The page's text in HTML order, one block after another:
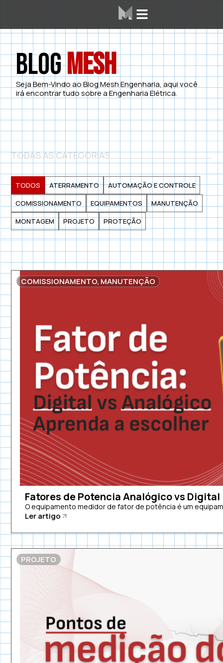
BlogMesh
Seja Bem-Vindo ao Blog Mesh Engenharia, aqui você
irá encontrar tudo sobre a Engenharia Elétrica.
TODAS AS CATEGORIAS
ATERRAMENTO
AUTOMAÇÃO E CONTROLE
COMISSIONAMENTO
EQUIPAMENTOS
MANUTENÇÃO
MONTAGEM
PROJETO PROTEÇÃO
TODOS
COMISSIONAMENTO, MANUTENÇÃO
Fatores de Potencia Analógico vs Digital
O equipamento medidor de fator de potência é um
Ler artigo
PROJETO